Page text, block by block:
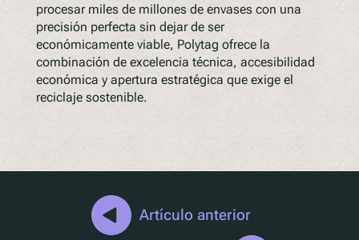
procesar miles de millones de envases con una
precisión perfecta sin dejar de ser
económicamente viable, Polytag ofrece la
combinación de excelencia técnica, accesibilidad
económica y apertura estratégica que exige el
reciclaje sostenible.
Artículo anterior